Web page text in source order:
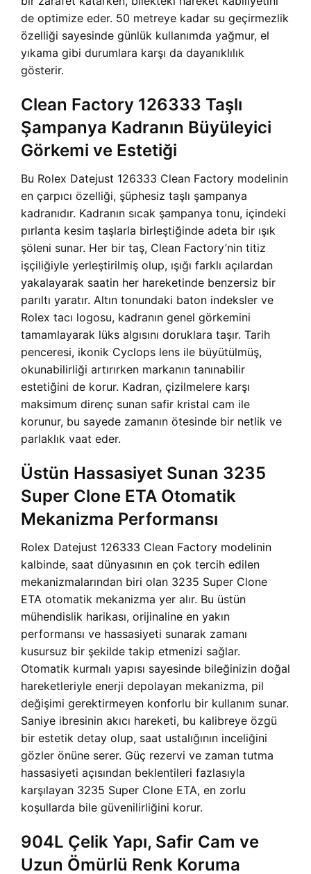
de optimize eder. 50 metreye kadar su geçirmezlik
özelliği sayesinde günlük kullanımda yağmur, el
yıkama gibi durumlara karşı da dayanıklılık
gösterir.
Clean Factory 126333 Taşlı
Şampanya Kadranın Büyüleyici
Görkemi ve Estetiği
Bu Rolex Datejust 126333 Clean Factory modelinin
en çarpıcı özelliği, şüphesiz taşlı şampanya
kadranıdır. Kadranın sıcak şampanya tonu, içindeki
pırlanta kesim taşlarla birleştiğinde adeta bir ışık
şöleni sunar. Her bir taş, Clean Factory’nin titiz
işçiliğiyle yerleştirilmiş olup, ışığı farklı açılardan
yakalayarak saatin her hareketinde benzersiz bir
parıltı yaratır. Altın tonundaki baton indeksler ve
Rolex tacı logosu, kadranın genel görkemini
tamamlayarak lüks algısını doruklara taşır. Tarih
penceresi, ikonik Cyclops lens ile büyütülmüş,
okunabilirliği artırırken markanın tanınabilir
estetiğini de korur. Kadran, çizilmelere karşı
maksimum direnç sunan safir kristal cam ile
korunur, bu sayede zamanın ötesinde bir netlik ve
parlaklık vaat eder.
Üstün Hassasiyet Sunan 3235
Super Clone ETA Otomatik
Mekanizma Performansı
Rolex Datejust 126333 Clean Factory modelinin
kalbinde, saat dünyasının en çok tercih edilen
mekanizmalarından biri olan 3235 Super Clone
ETA otomatik mekanizma yer alır. Bu üstün
mühendislik harikası, orijinaline en yakın
performansı ve hassasiyeti sunarak zamanı
kusursuz bir şekilde takip etmenizi sağlar.
Otomatik kurmalı yapısı sayesinde bileğinizin doğal
hareketleriyle enerji depolayan mekanizma, pil
değişimi gerektirmeyen konforlu bir kullanım sunar.
Saniye ibresinin akıcı hareketi, bu kalibreye özgü
bir estetik detay olup, saat ustalığının inceliğini
gözler önüne serer. Güç rezervi ve zaman tutma
hassasiyeti açısından beklentileri fazlasıyla
karşılayan 3235 Super Clone ETA, en zorlu
koşullarda bile güvenilirliğini korur.
904L Çelik Yapı, Safir Cam ve
Uzun Ömürlü Renk Koruma